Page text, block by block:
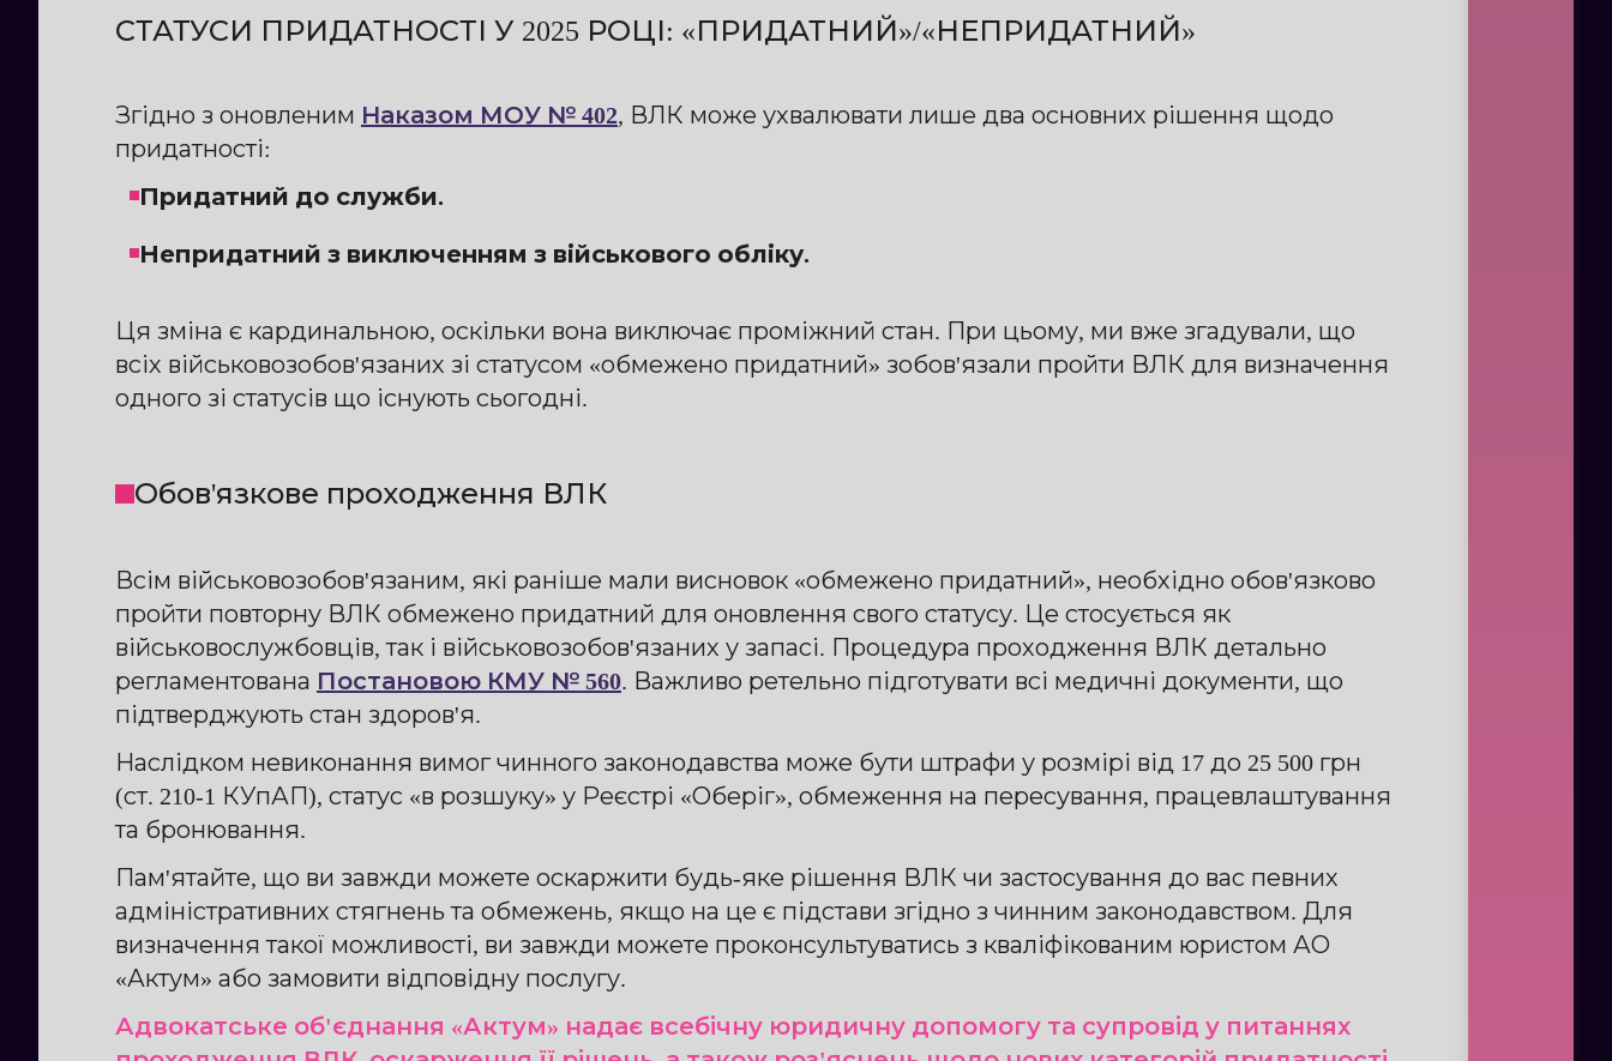
СТАТУСИ ПРИДАТНОСТІ У 2025 РОЦІ: «ПРИДАТНИЙ»/«НЕПРИДАТНИЙ»
Згідно з оновленим Наказом МОУ № 402, ВЛК може ухвалювати лише два основних рішення щодо
придатності:
Придатний до служби.
Непридатний з виключенням з військового обліку.
Ця зміна є кардинальною, оскільки вона виключає проміжний стан. При цьому, ми вже згадували, що
всіх військовозобов'язаних зі статусом «обмежено придатний» зобов'язали пройти ВЛК для визначення
одного зі статусів що існують сьогодні.
Обов'язкове проходження ВЛК
Всім військовозобов'язаним, які раніше мали висновок «обмежено придатний», необхідно обов'язково
пройти повторну ВЛК обмежено придатний для оновлення свого статусу. Це стосується як
військовослужбовців, так і військовозобов'язаних у запасі. Процедура проходження ВЛК детально
регламентована Постановою КМУ № 560. Важливо ретельно підготувати всі медичні документи, що
підтверджують стан здоров'я.
Наслідком невиконання вимог чинного законодавства може бути штрафи у розмірі від 17 до 25 500 грн
(ст. 210-1 КУпАП), статус «в розшуку» у Реєстрі «Оберіг», обмеження на пересування, працевлаштування
та бронювання.
Пам'ятайте, що ви завжди можете оскаржити будь-яке рішення ВЛК чи застосування до вас певних
адміністративних стягнень та обмежень, якщо на це є підстави згідно з чинним законодавством. Для
визначення такої можливості, ви завжди можете проконсультуватись з кваліфікованим юристом АО
«Актум» або замовити відповідну послугу.
Адвокатське об'єднання «Актум» надає всебічну юридичну допомогу та супровід у питаннях